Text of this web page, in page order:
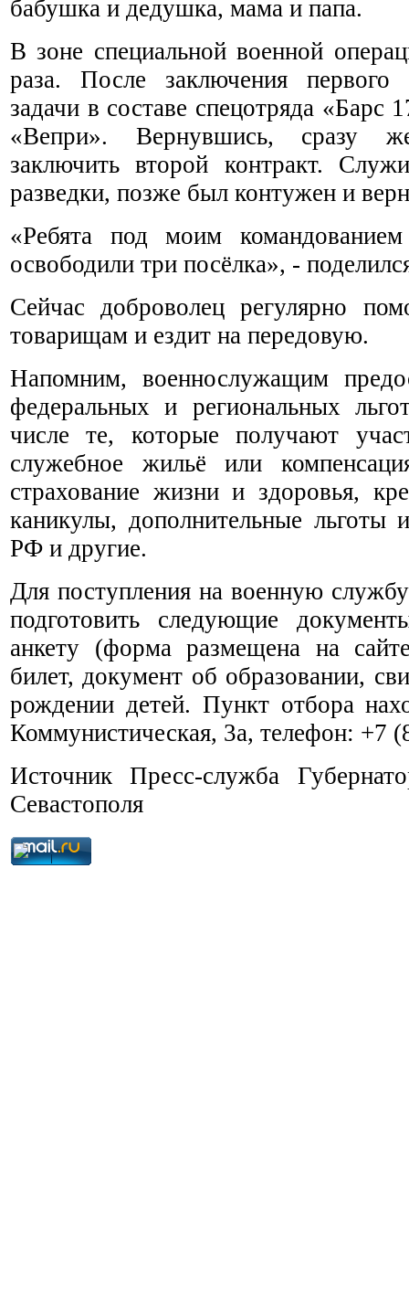
бабушка и дедушка, мама и папа.
В зоне специальной военной
раза. После заключения первого
задачи в составе спецотряда «Барс
«Вепри». Вернувшись, сразу
заключить второй контракт.
разведки, позже был контужен и
«Ребята под моим
освободили три посёлка», -
Сейчас доброволец регулярно
товарищам и ездит на передовую.
Напомним, военнослужащим
федеральных и региональных
числе те, которые получают
служебное жильё или
страхование жизни и здоровья,
каникулы, дополнительные льготы
РФ и другие.
Для поступления на военную
подготовить следующие
анкету (форма размещена на
билет, документ об образовании,
рождении детей. Пункт отбора
Коммунистическая, 3а, телефон: +7
Источник Пресс-служба
Севастополя